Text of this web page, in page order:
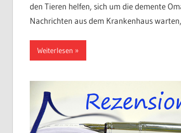
den Tieren helfen, sich um die demente
Nachrichten aus dem Krankenhaus
Weiterlesen